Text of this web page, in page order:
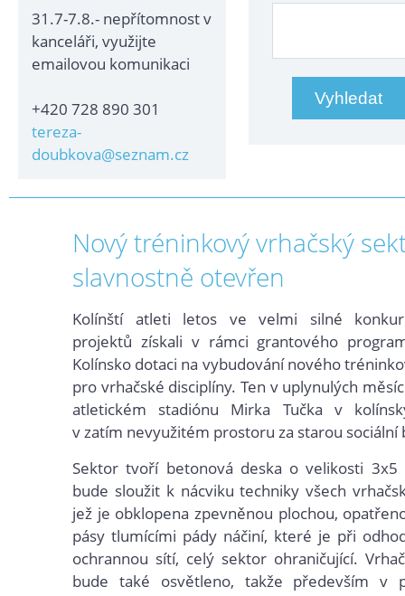
31.7-7.8.- nepřítomnost v
kanceláři, využijte
emailovou komunikaci
+420 728 890 301
tereza-
doubkova@seznam.cz
Nový tréninkový vrhačský
slavnostně otevřen
Kolínští atleti letos ve velmi silné
projektů získali v rámci grantového
Kolínsko dotaci na vybudování nového
pro vrhačské disciplíny. Ten v uplynulých
atletickém stadiónu Mirka Tučka v
v zatím nevyužitém prostoru za starou sociální
Sektor tvoří betonová deska o velikosti
bude sloužit k nácviku techniky všech
jež je obklopena zpevněnou plochou,
pásy tlumícími pády náčiní, které je při
ochrannou sítí, celý sektor ohraničující.
bude také osvětleno, takže především v